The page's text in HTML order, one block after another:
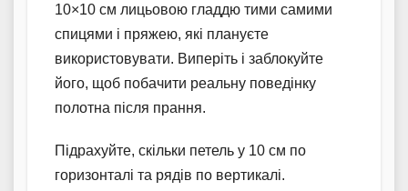
10×10 см лицьовою гладдю тими самими
спицями і пряжею, які плануєте
використовувати. Виперіть і заблокуйте
його, щоб побачити реальну поведінку
полотна після прання.
Підрахуйте, скільки петель у 10 см по
горизонталі та рядів по вертикалі.